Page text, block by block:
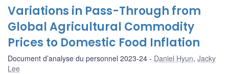
Variations in Pass-Through from
Global Agricultural Commodity
Prices to Domestic Food Inflation
Document d’analyse du personnel 2023-24 Daniel Hyun, Jacky
Lee